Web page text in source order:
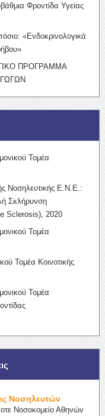
Φροντίδα Υγείας
«Ενδοκρινολογικά
ΠΡΟΓΡΑΜΜΑ
Τομέα
Νοσηλευτικής Ε.Ν.Ε.:
Σκλήρυνση
Sclerosis), 2020
Τομέα
Τομέα Κοινοτικής
Τομέα
Νοσηλευτών
Νοσοκομείο Αθηνών